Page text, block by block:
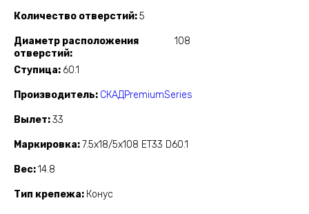
Количество отверстий 5
Диаметр расположения
отверстий
108
Ступица 60.1
Производитель СКАДPremiumSeries
Вылет 33
Маркировка 7.5x18/5x108 ET33 D60.1
Вес 14.8
Тип крепежа Конус